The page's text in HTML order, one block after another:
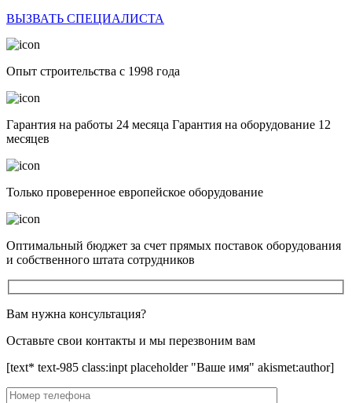
ВЫЗВАТЬ СПЕЦИАЛИСТА
Опыт строительства с 1998 года
Гарантия на работы 24 месяца Гарантия на оборудование 12
месяцев
Только проверенное европейское оборудование
Оптимальный бюджет за счет прямых поставок оборудования
и собственного штата сотрудников
Вам нужна консультация?
Оставьте свои контакты и мы перезвоним вам
[text* text-985 class:inpt placeholder "Ваше имя" akismet:author]